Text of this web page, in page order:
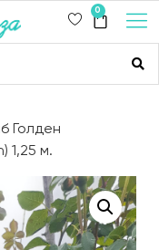
0
Голден
1,25 м.